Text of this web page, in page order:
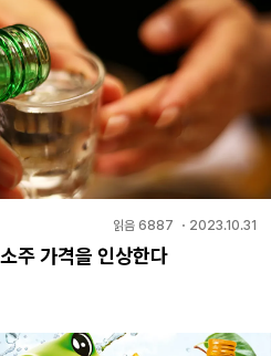
읽음 6887 ・ 2023.10.31
주 가격을 인상한다